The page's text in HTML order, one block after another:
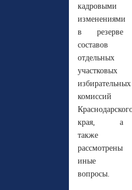
кадровыми
изменениями
в резерве
составов
отдельных
участковых
избирательных
комиссий
края, а
также
рассмотрены
иные
вопросы.